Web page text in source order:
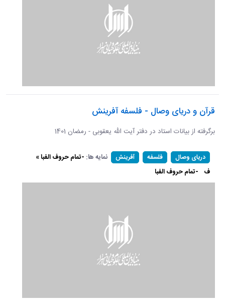
قرآن و دریای وصال - فلسفه آفرینش
برگرفته از بیانات استاد در دفتر آیت الله یعقوبی - رمضان 1401
دریای وصال فلسفه آفرینش نمایه ها: -تمام حروف الفبا »
ف -تمام حروف الفبا